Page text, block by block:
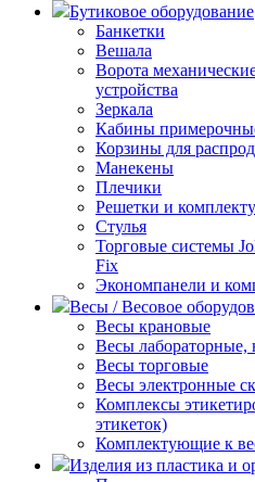
Бутиковое оборудование
Банкетки
Вешала
Ворота
устройства
Зеркала
Кабины
Корзины для
Манекены
Плечики
Решетки и
Стулья
Торговые системы
Fix
Экономпанели и
Весы / Весовое
Весы крановые
Весы
Весы торговые
Весы электронные
Комплексы
этикеток)
Комплектующие к
Изделия из пластика и